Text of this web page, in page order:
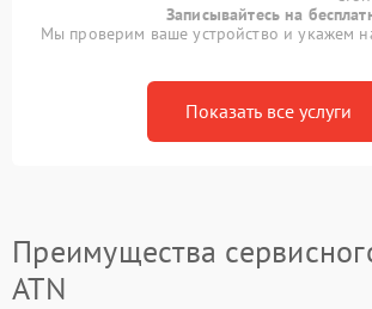
Записывайтесь на
Мы проверим ваше устройство и укажем
Показать все услуги
Преимущества
ATN